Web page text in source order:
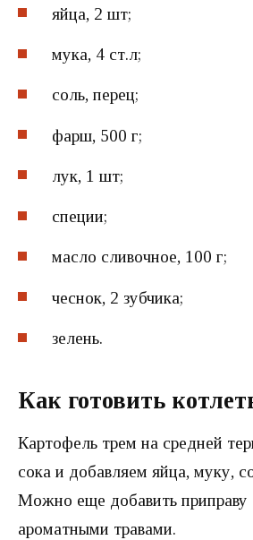
яйца, 2 шт;
мука, 4 ст.л;
соль, перец;
фарш, 500 г;
лук, 1 шт;
специи;
масло сливочное, 100 г;
чеснок, 2 зубчика;
зелень.
Как готовить
Картофель трем на средней
сока и добавляем яйца, муку,
Можно еще добавить приправу
ароматными травами.